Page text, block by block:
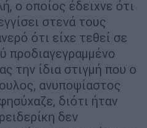
ο οποίος έδειχνε ότι
στενά τους
ότι είχε τεθεί σε
προδιαγεγραμμένο
την ίδια στιγμή που ο
ανυποψίαστος
διότι ήταν
δεν